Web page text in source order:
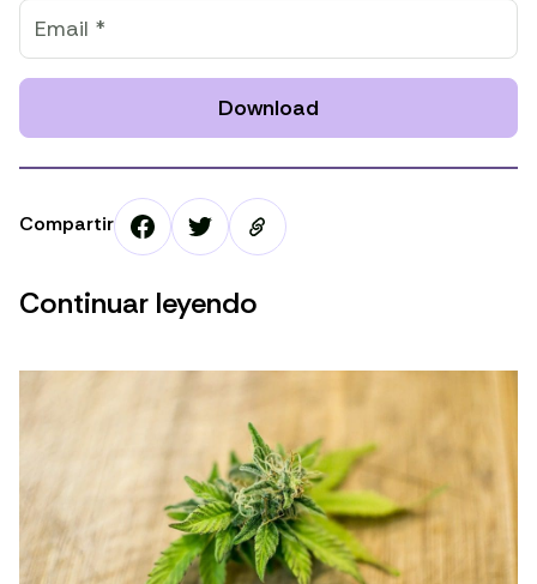
Download
Compartir
Continuar leyendo